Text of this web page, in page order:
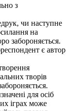
з
чи наступне
на
забороняється.
є автор
творів
для осіб
іграх може